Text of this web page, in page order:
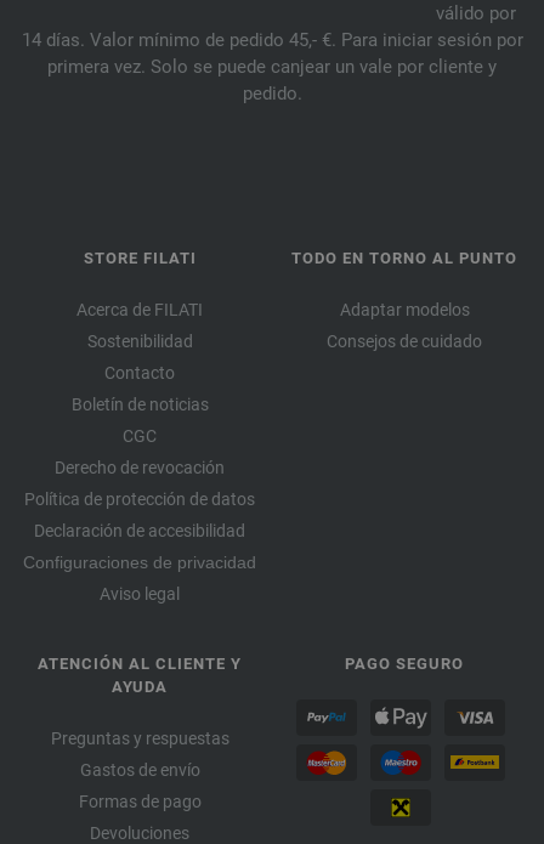
válido por
14 días. Valor mínimo de pedido 45,- €. Para iniciar sesión por
primera vez. Solo se puede canjear un vale por cliente y
pedido.
STORE FILATI
Acerca de FILATI
Sostenibilidad
Contacto
Boletín de noticias
CGC
Derecho de revocación
Política de protección de datos
Declaración de accesibilidad
Configuraciones de privacidad
Aviso legal
TODO EN TORNO AL PUNTO
Adaptar modelos
Consejos de cuidado
ATENCIÓN AL CLIENTE Y
AYUDA
Preguntas y respuestas
Gastos de envío
Formas de pago
Devoluciones
PAGO SEGURO